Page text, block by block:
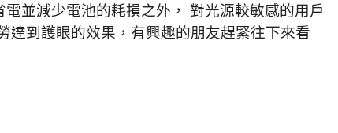
並減少電池的耗損之外， 對光源較敏感的用戶
達到護眼的效果， 有興趣的朋友趕緊往下來看